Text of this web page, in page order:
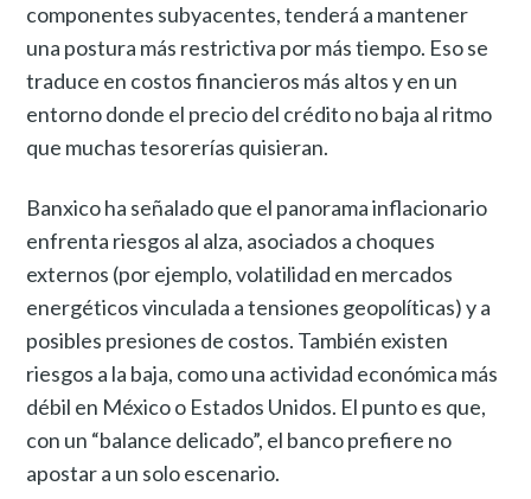
componentes subyacentes, tenderá a mantener
una postura más restrictiva por más tiempo. Eso se
traduce en costos financieros más altos y en un
entorno donde el precio del crédito no baja al ritmo
que muchas tesorerías quisieran.
Banxico ha señalado que el panorama inflacionario
enfrenta riesgos al alza, asociados a choques
externos (por ejemplo, volatilidad en mercados
energéticos vinculada a tensiones geopolíticas) y a
posibles presiones de costos. También existen
riesgos a la baja, como una actividad económica más
débil en México o Estados Unidos. El punto es que,
con un “balance delicado”, el banco prefiere no
apostar a un solo escenario.